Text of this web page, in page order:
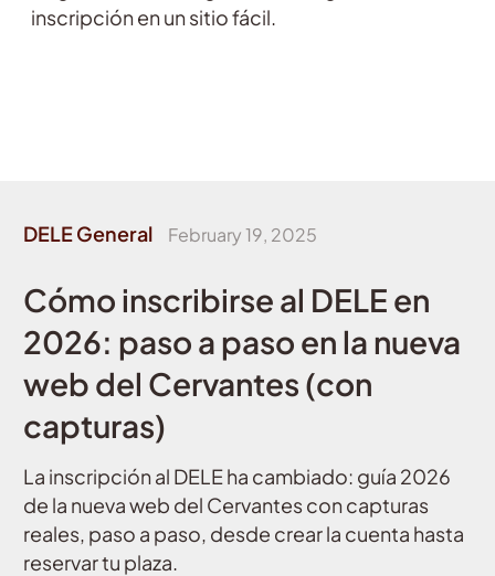
inscripción en un sitio fácil.
DELE General February 19, 2025
Cómo inscribirse al DELE en
2026: paso a paso en la nueva
web del Cervantes (con
capturas)
La inscripción al DELE ha cambiado: guía 2026
de la nueva web del Cervantes con capturas
reales, paso a paso, desde crear la cuenta hasta
reservar tu plaza.